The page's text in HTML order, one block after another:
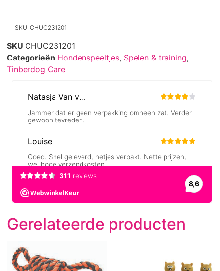
SKU: CHUC231201
SKU CHUC231201
Categorieën Hondenspeeltjes, Spelen & training,
Tinberdog Care
Gerelateerde producten